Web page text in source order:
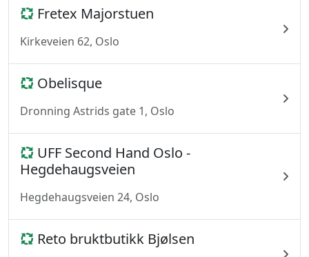
Fretex Majorstuen
Kirkeveien 62, Oslo
Obelisque
Dronning Astrids gate 1, Oslo
UFF Second Hand Oslo -
Hegdehaugsveien
Hegdehaugsveien 24, Oslo
Reto bruktbutikk Bjølsen